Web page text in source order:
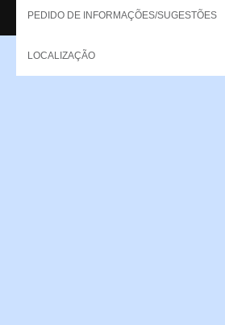
PEDIDO DE INFORMAÇÕES/SUGESTÕES
LOCALIZAÇÃO
Copyright - 2013 NERPOR. All rights reserved.